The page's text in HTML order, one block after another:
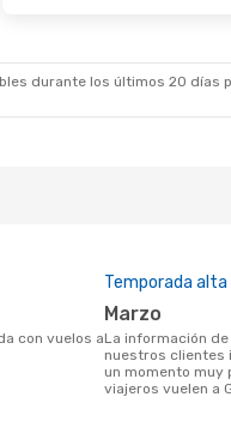
durante los últimos 20
Temporada alta
marzo
La información de búsqueda de
nuestros clientes
un momento muy
viajeros vuelen a